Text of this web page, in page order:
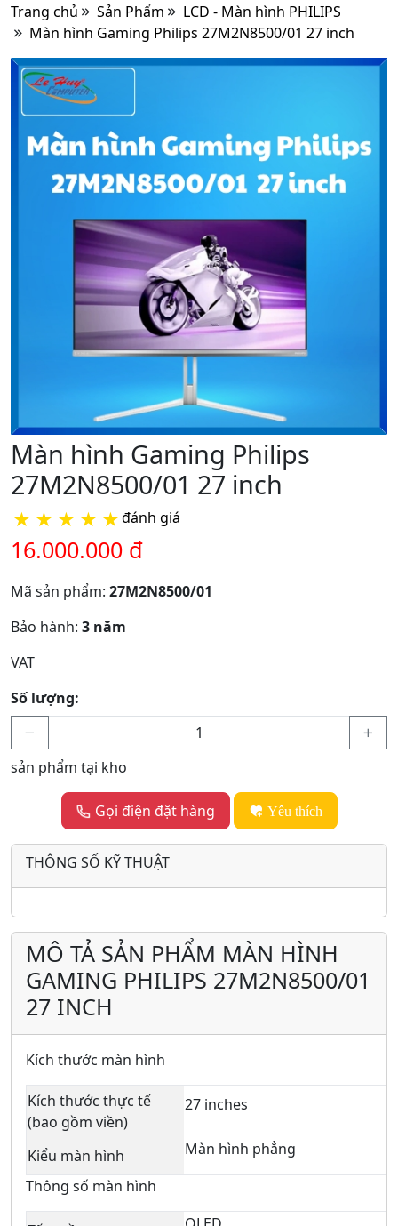
Trang chủ Sản Phẩm
LCD - Màn hình PHILIPS
Màn hình Gaming Philips 27M2N8500/01 27 inch
Màn hình Gaming Philips
27M2N8500/01 27 inch
★ ★ ★ ★ ★đánh giá
16.000.000 đ
Mã sản phẩm: 27M2N8500/01
Bảo hành: 3 năm
VAT
Số lượng:
sản phẩm tại kho
Gọi điện đặt hàng Yêu thích
THÔNG SỐ KỸ THUẬT
MÔ TẢ SẢN PHẨM MÀN HÌNH
GAMING PHILIPS 27M2N8500/01
27 INCH
Kích thước màn hình
Kích thước thực tế
(bao gồm viền)
27 inches
Kiểu màn hình
Màn hình phẳng
Thông số màn hình